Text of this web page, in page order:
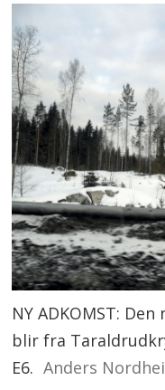
NY ADKOMST:
blir fra
E6. Anders